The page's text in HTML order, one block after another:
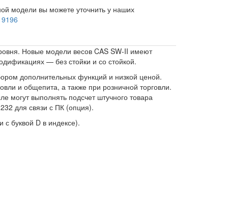
модели вы можете уточнить у наших
Новые модели весов CAS SW-II имеют
— без стойки и со стойкой.
дополнительных функций и низкой ценой.
и общепита, а также при розничной торговли.
выполнять подсчет штучного товара
для связи с ПК (опция).
буквой D в индексе).